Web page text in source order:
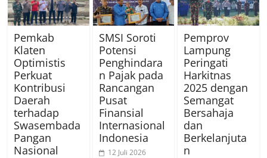
Pemkab
Klaten
Optimistis
Perkuat
Kontribusi
Daerah
terhadap
Swasembada
Pangan
Nasional
SMSI Soroti
Potensi
Penghindara
n Pajak pada
Rancangan
Pusat
Finansial
Internasional
Indonesia
12 Juli 2026
Pemprov
Lampung
Peringati
Harkitnas
2025 dengan
Semangat
Bersahaja
dan
Berkelanjuta
n